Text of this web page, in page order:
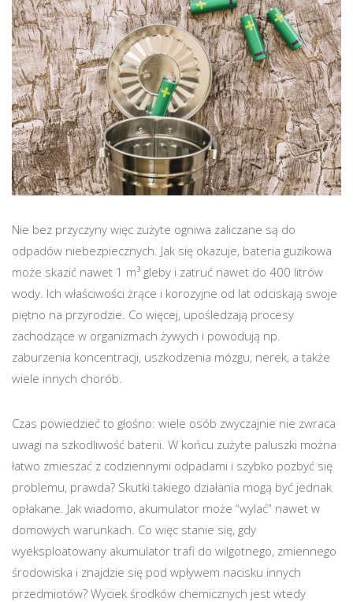
Nie bez przyczyny więc zużyte ogniwa zaliczane są do
odpadów niebezpiecznych. Jak się okazuje, bateria guzikowa
może skazić nawet 1 m³ gleby i zatruć nawet do 400 litrów
wody. Ich właściwości żrące i korozyjne od lat odciskają swoje
piętno na przyrodzie. Co więcej, upośledzają procesy
zachodzące w organizmach żywych i powodują np.
zaburzenia koncentracji, uszkodzenia mózgu, nerek, a także
wiele innych chorób.
Czas powiedzieć to głośno: wiele osób zwyczajnie nie zwraca
uwagi na szkodliwość baterii. W końcu zużyte paluszki można
łatwo zmieszać z codziennymi odpadami i szybko pozbyć się
problemu, prawda? Skutki takiego działania mogą być jednak
opłakane. Jak wiadomo, akumulator może “wylać” nawet w
domowych warunkach. Co więc stanie się, gdy
wyeksploatowany akumulator trafi do wilgotnego, zmiennego
środowiska i znajdzie się pod wpływem nacisku innych
przedmiotów? Wyciek środków chemicznych jest wtedy